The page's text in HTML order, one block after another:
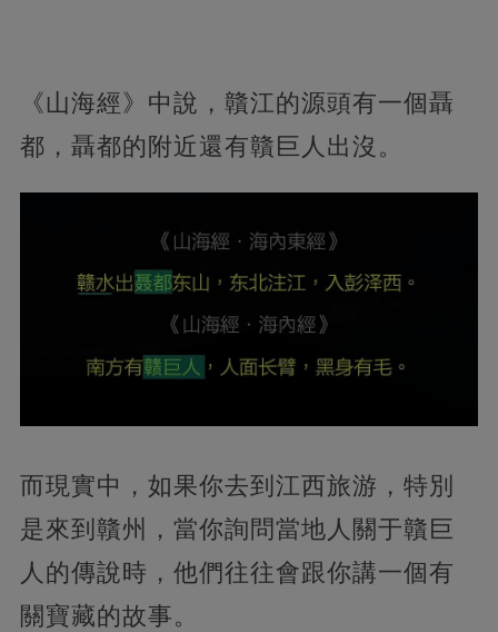
《山海經》中說，贛江的源頭有一個聶
都，聶都的附近還有贛巨人出沒。
而現實中，如果你去到江西旅游，特別
是來到贛州，當你詢問當地人關于贛巨
人的傳說時，他們往往會跟你講一個有
關寶藏的故事。